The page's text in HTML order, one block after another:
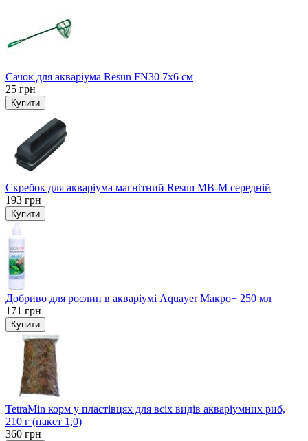
Сачок для акваріума Resun FN30 7х6 см
25 грн
Купити
Скребок для акваріума магнітний Resun MB-M середній
193 грн
Купити
Добриво для рослин в акваріумі Aquayer Макро+ 250 мл
171 грн
Купити
TetraMin корм у пластівцях для всіх видів акваріумних риб,
210 г (пакет 1,0)
360 грн